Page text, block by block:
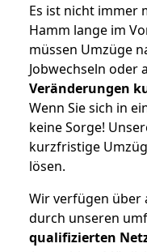
Es ist nicht immer
Hamm lange im
müssen Umzüge
Jobwechseln oder
Veränderungen
Wenn Sie sich in
keine Sorge!
kurzfristige
lösen.
Wir verfügen über
durch unseren
qualifizierten